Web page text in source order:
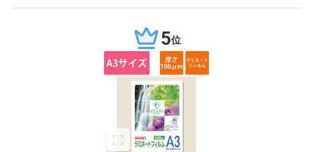
5位